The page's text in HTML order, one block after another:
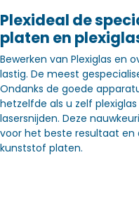
Plexideal de
platen en
Bewerken van Plexiglas en
lastig. De meest
Ondanks de goede
hetzelfde als u zelf
lasersnijden. Deze
voor het beste resultaat en
kunststof platen.